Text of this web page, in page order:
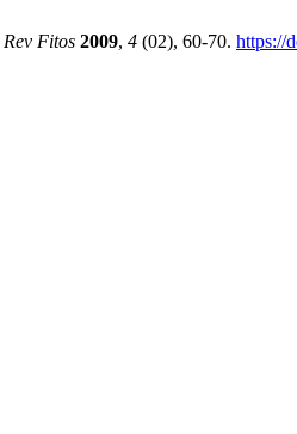
Rev Fitos 2009, 4 (02), 60-70. https://